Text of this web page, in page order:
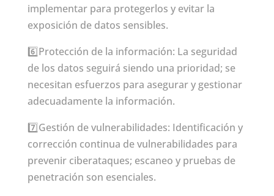
implementar para protegerlos y evitar la
exposición de datos sensibles.
6️⃣Protección de la información: La seguridad
de los datos seguirá siendo una prioridad; se
necesitan esfuerzos para asegurar y gestionar
adecuadamente la información.
7️⃣Gestión de vulnerabilidades: Identificación y
corrección continua de vulnerabilidades para
prevenir ciberataques; escaneo y pruebas de
penetración son esenciales.